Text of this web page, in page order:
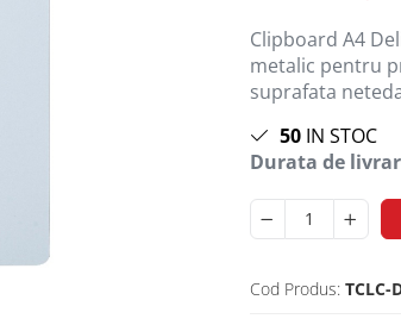
Clipboard A4
metalic pentru
suprafata
50IN STOC
Durata de
Cod Produs: TCLC-